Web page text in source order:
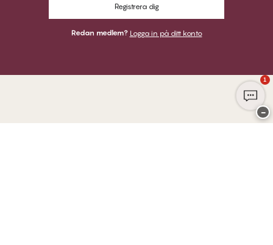
Registrera dig
Redan medlem? Logga in på ditt konto
1
−